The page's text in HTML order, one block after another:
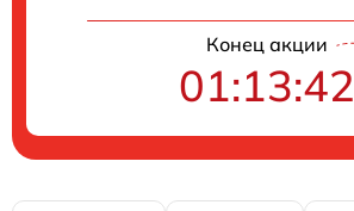
Конец акции
01:13:41